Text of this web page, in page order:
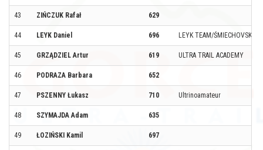
43 ZIŃCZUK Rafał 629
44 LEYK Daniel 696 LEYK TEAM/ŚMIECHOVSKI
45 GRZĄDZIEL Artur 619 ULTRA TRAIL ACADEMY
46 PODRAZA Barbara 652
47 PSZENNY Łukasz 710 Ultrinoamateur
48 SZYMAJDA Adam 635
49 ŁOZIŃSKI Kamil 697